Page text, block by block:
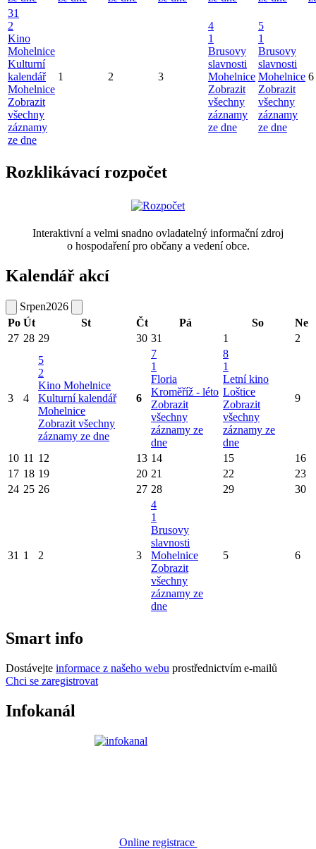
31
2
Kino
Mohelnice
Kulturní
kalendář
Mohelnice
Zobrazit
všechny
záznamy
ze dne
1 2 3
4
1
Brusovy
slavnosti
Mohelnice
Zobrazit
všechny
záznamy
ze dne
5
1
Brusovy
slavnosti
Mohelnice
Zobrazit
všechny
záznamy
ze dne
6
Rozklikávací rozpočet
Interaktivní a velmi snadno ovladatelný informační zdroj
o hospodaření pro občany a vedení obce.
Kalendář akcí
Srpen2026
Po Út St Čt Pá So
Ne
27 28 29 30 31 1 2
3 4
5
2
Kino Mohelnice
Kulturní kalendář
Mohelnice
Zobrazit všechny
záznamy ze dne
6
7
1
Floria
Kroměříž - léto
Zobrazit
všechny
záznamy ze
dne
8
1
Letní kino
Loštice
Zobrazit
všechny
záznamy ze
dne
9
10 11 12 13 14 15
16
17 18 19 20 21 22
23
24 25 26 27 28 29 30
31 1 2 3
4
1
Brusovy
slavnosti
Mohelnice
Zobrazit
všechny
záznamy ze
dne
5 6
Smart info
Dostávejte informace z našeho webu prostřednictvím e-mailů
Chci se zaregistrovat
Infokanál
Online registrace